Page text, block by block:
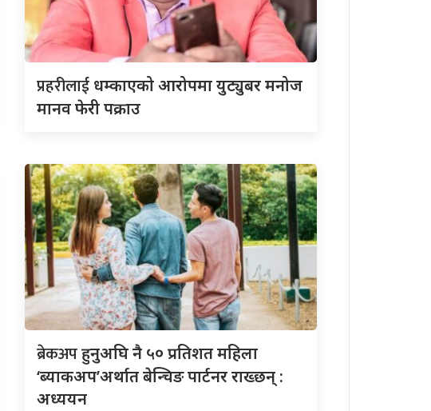
प्रहरीलाई धम्काएको आरोपमा युट्युबर मनोज
मानव फेरी पक्राउ
ब्रेकअपहुनुअघि नै ५० प्रतिशत महिला
‘ब्याकअप’अर्थात बेन्चिङ पार्टनर राख्छन् :
अध्ययन